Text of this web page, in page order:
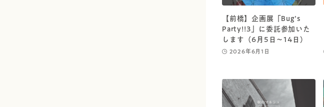
【前橋】企画展「Bug’s
Party!!3」に委託参加いた
します（6月5日～14日）
2026年6月1日